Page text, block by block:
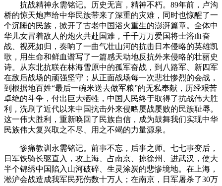
抗战精神永需铭记。历史无言，精神不朽。89年前，卢沟
桥的惊天炮声给中华民族带来了深重的灾难，同时也惊醒了一
个沉睡的民族，掀开了古老中国浴火重生的澎湃篇章。全体中
华儿女冒着敌人的炮火共赴国难，千千万万爱国将士浴血奋
战、视死如归，奏响了一曲气壮山河的抗击日本侵略的英雄凯
歌，用生命和鲜血谱写了一篇感天动地反抗外来侵略的壮丽史
诗。从东北抗联在林海雪原中的孤军奋战，到八路军、新四军
在敌后战场的顽强坚守；从正面战场每一次悲壮惨烈的会战，
到根据地百姓“最后一碗米送去做军粮”的无私奉献，历经艰苦
卓绝的斗争，付出巨大牺牲，中国人民终于取得了抗战伟大胜
利，洗刷了近代以来中国抗击外来侵略屡战屡败的民族耻辱。
这一伟大胜利，重新唤回了民族自信，成为鼓舞我们实现中华
民族伟大复兴取之不尽、用之不竭的力量源泉。
惨痛教训永需铭记。前事不忘，后事之师。七七事变后，
日军铁骑长驱直入，攻上海、占南京、掠徐州、进武汉，使大
半个锦绣中国陷入山河破碎、生灵涂炭的悲惨境地。在上海，
淞沪会战造成我军民死伤数十万人；在南京，日军屠杀了30万